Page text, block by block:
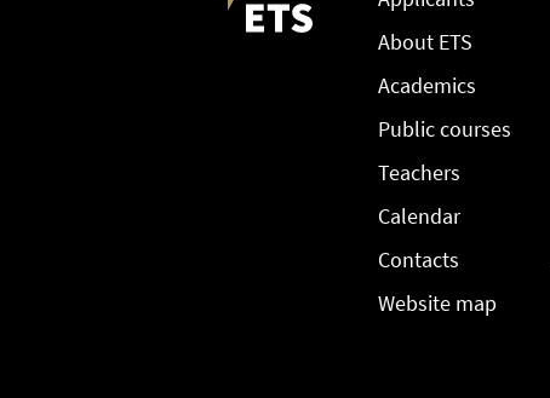
About ETS
Academics
Public courses
Teachers
Calendar
Contacts
Website map